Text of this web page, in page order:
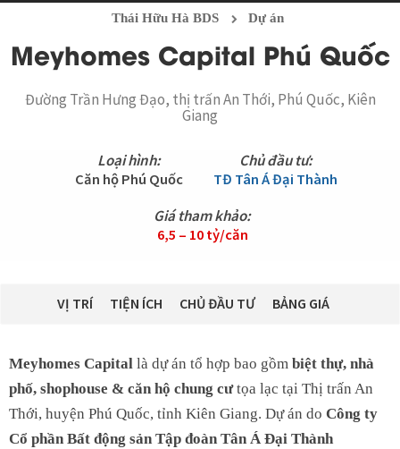
Thái Hữu Hà BDS Dự án
Meyhomes Capital Phú Quốc
Đường Trần Hưng Đạo, thị trấn An Thới, Phú Quốc, Kiên
Giang
Loại hình:
Căn hộ Phú Quốc
Chủ đầu tư:
TĐ Tân Á Đại Thành
Giá tham khảo:
6,5 – 10 tỷ/căn
VỊ TRÍ TIỆN ÍCH CHỦ ĐẦU TƯ BẢNG GIÁ
Meyhomes Capital là dự án tổ hợp bao gồm biệt thự, nhà
phố, shophouse & căn hộ chung cưtọa lạc tại Thị trấn An
Thới, huyện Phú Quốc, tỉnh Kiên Giang. Dự án do Công ty
Cổ phần Bất động sản Tập đoàn Tân Á Đại Thành